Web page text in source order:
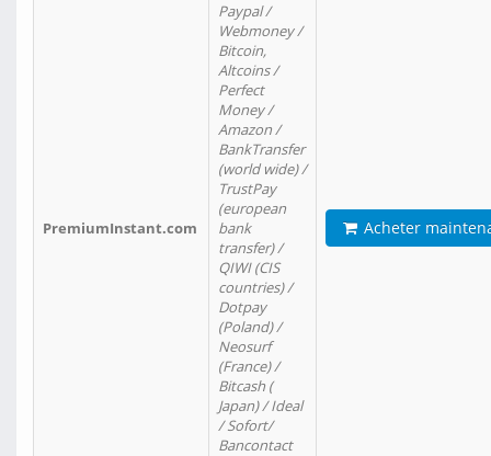
PremiumInstant.com
Paypal /
Webmoney /
Bitcoin,
Altcoins /
Perfect
Money /
Amazon /
BankTransfer
(world wide) /
TrustPay
(european
bank
transfer) /
QIWI (CIS
countries) /
Dotpay
(Poland) /
Neosurf
(France) /
Bitcash (
Japan) / Ideal
/ Sofort/
Bancontact
Acheter